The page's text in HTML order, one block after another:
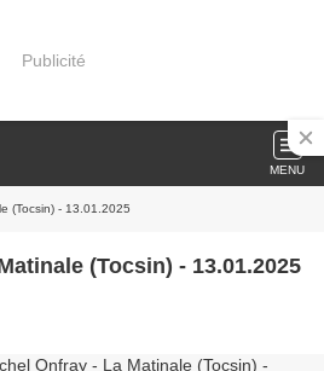
Publicité
MENU
(Tocsin) - 13.01.2025
(Tocsin) - 13.01.2025